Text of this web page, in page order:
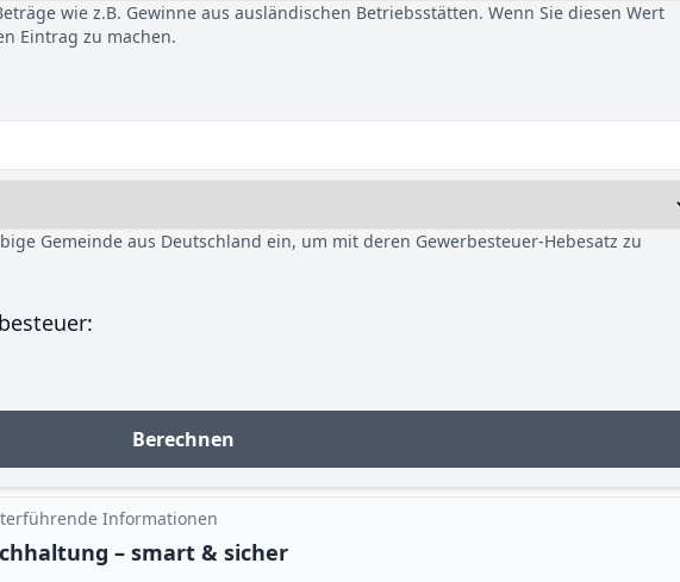
wie z.B. Gewinne aus ausländischen Betriebsstätten. Wenn Sie diesen Wert
Eintrag zu machen.
Gemeinde aus Deutschland ein, um mit deren Gewerbesteuer-Hebesatz zu
Berechnen
Informationen
– smart & sicher